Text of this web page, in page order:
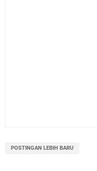
POSTINGAN LEBIH BARU